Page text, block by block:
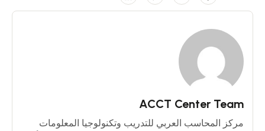
ACCT Center Team
مركز المحاسب العربي للتدريب وتكنولوجيا المعلومات